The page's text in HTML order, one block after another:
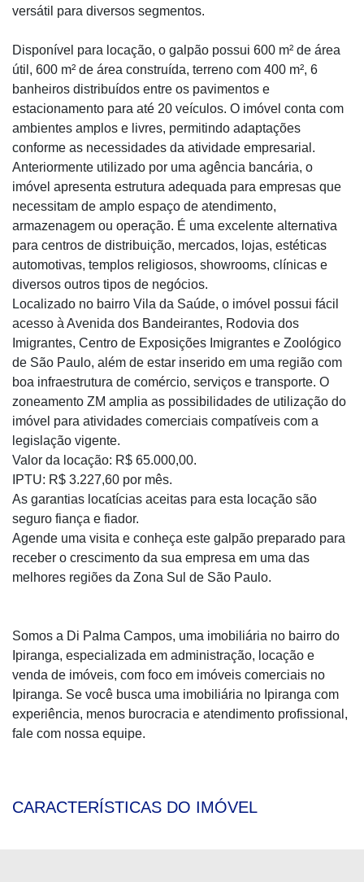
versátil para diversos segmentos.
Disponível para locação, o galpão possui 600 m² de área
útil, 600 m² de área construída, terreno com 400 m², 6
banheiros distribuídos entre os pavimentos e
estacionamento para até 20 veículos. O imóvel conta com
ambientes amplos e livres, permitindo adaptações
conforme as necessidades da atividade empresarial.
Anteriormente utilizado por uma agência bancária, o
imóvel apresenta estrutura adequada para empresas que
necessitam de amplo espaço de atendimento,
armazenagem ou operação. É uma excelente alternativa
para centros de distribuição, mercados, lojas, estéticas
automotivas, templos religiosos, showrooms, clínicas e
diversos outros tipos de negócios.
Localizado no bairro Vila da Saúde, o imóvel possui fácil
acesso à Avenida dos Bandeirantes, Rodovia dos
Imigrantes, Centro de Exposições Imigrantes e Zoológico
de São Paulo, além de estar inserido em uma região com
boa infraestrutura de comércio, serviços e transporte. O
zoneamento ZM amplia as possibilidades de utilização do
imóvel para atividades comerciais compatíveis com a
legislação vigente.
Valor da locação: R$ 65.000,00.
IPTU: R$ 3.227,60 por mês.
As garantias locatícias aceitas para esta locação são
seguro fiança e fiador.
Agende uma visita e conheça este galpão preparado para
receber o crescimento da sua empresa em uma das
melhores regiões da Zona Sul de São Paulo.
Somos a Di Palma Campos, uma imobiliária no bairro do
Ipiranga, especializada em administração, locação e
venda de imóveis, com foco em imóveis comerciais no
Ipiranga. Se você busca uma imobiliária no Ipiranga com
experiência, menos burocracia e atendimento profissional,
fale com nossa equipe.
CARACTERÍSTICAS DO IMÓVEL